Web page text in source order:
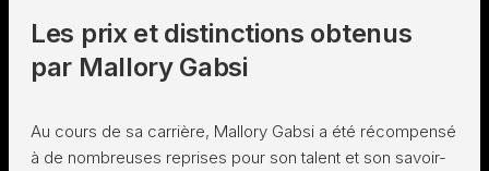
Les prix et distinctions obtenus
par Mallory Gabsi
Au cours de sa carrière, Mallory Gabsi a été récompensé
à de nombreuses reprises pour son talent et son savoir-